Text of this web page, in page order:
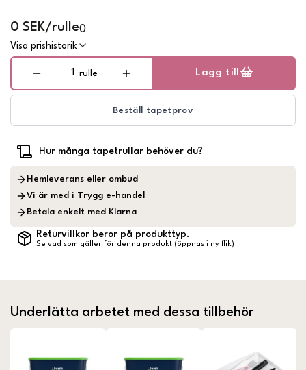
0 SEK/rulle0
Visa prishistorik
rulle Lägg till
Beställ tapetprov
Hur många tapetrullar behöver du?
Hemleverans eller ombud
Vi är med i Trygg e-handel
Betala enkelt med Klarna
Returvillkor beror på produkttyp.
Se vad som gäller för denna produkt (öppnas i ny flik)
Underlätta arbetet med dessa tillbehör